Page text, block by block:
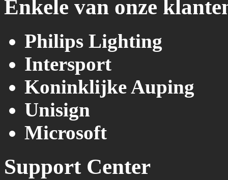
Enkele van onze
Philips Lighting
Intersport
Koninklijke Auping
Unisign
Microsoft
Support Center